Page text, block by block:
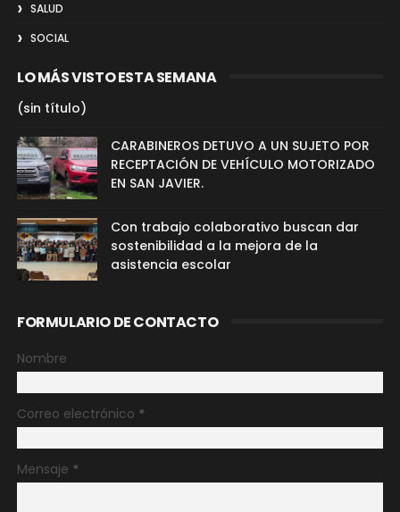
SALUD
SOCIAL
LO MÁS VISTO ESTA SEMANA
(sin título)
CARABINEROS DETUVO A UN SUJETO POR
RECEPTACIÓN DE VEHÍCULO MOTORIZADO
EN SAN JAVIER.
Con trabajo colaborativo buscan dar
sostenibilidad a la mejora de la
asistencia escolar
FORMULARIO DE CONTACTO
Nombre
Correo electrónico *
Mensaje *